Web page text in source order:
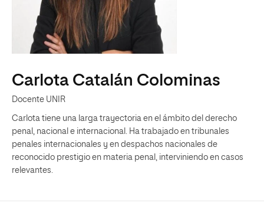
Carlota Catalán Colominas
Docente UNIR
Carlota tiene una larga trayectoria en el ámbito del derecho
penal, nacional e internacional. Ha trabajado en tribunales
penales internacionales y en despachos nacionales de
reconocido prestigio en materia penal, interviniendo en casos
relevantes.